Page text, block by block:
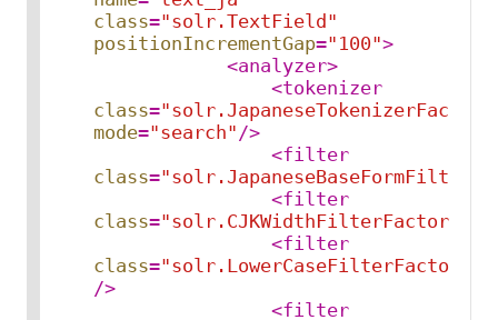
class="solr.TextField"
positionIncrementGap="100">
<analyzer>
<tokenizer
class=
mode="search" />
<filter
class=
<filter
class="solr.CJKWidthFilterFactory"
<filter
class="solr.LowerCaseFilterFactory"
/>
<filter